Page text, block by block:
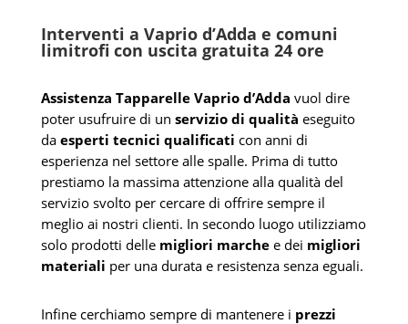
Interventi a Vaprio d’Adda e comuni
limitrofi con uscita gratuita 24 ore
Assistenza Tapparelle Vaprio d’Adda vuol dire
poter usufruire di un servizio di qualità eseguito
da esperti tecnici qualificati con anni di
esperienza nel settore alle spalle. Prima di tutto
prestiamo la massima attenzione alla qualità del
servizio svolto per cercare di offrire sempre il
meglio ai nostri clienti. In secondo luogo utilizziamo
solo prodotti delle migliori marchee dei migliori
materiali per una durata e resistenza senza eguali.
Infine cerchiamo sempre di mantenere i prezzi